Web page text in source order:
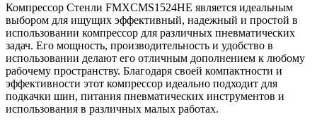
Компрессор Стенли FMXCMS1524HE является идеальным
выбором для ищущих эффективный, надежный и простой в
использовании компрессор для различных пневматических
задач. Его мощность, производительность и удобство в
использовании делают его отличным дополнением к любому
рабочему пространству. Благодаря своей компактности и
эффективности этот компрессор идеально подходит для
подкачки шин, питания пневматических инструментов и
использования в различных малых работах.